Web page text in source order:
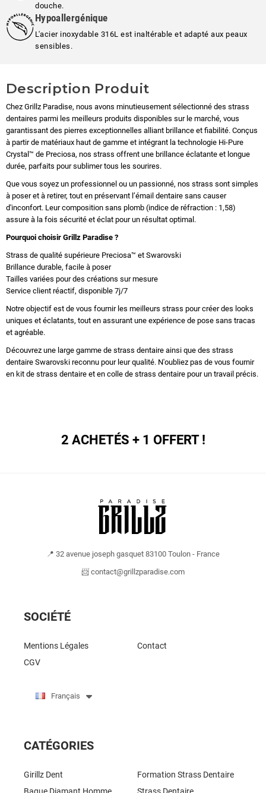
douche.
Hypoallergénique
L'acier inoxydable 316L est inaltérable et adapté aux peaux
sensibles.
Description Produit
Chez Grillz Paradise, nous avons minutieusement sélectionné des strass
dentaires parmi les meilleurs produits disponibles sur le marché, vous
garantissant des pierres exceptionnelles alliant brillance et fiabilité. Conçus
à partir de matériaux haut de gamme et intégrant la technologie Hi-Pure
Crystal™ de Preciosa, nos strass offrent une brillance éclatante et longue
durée, parfaits pour sublimer tous les sourires.
Que vous soyez un professionnel ou un passionné, nos strass sont simples
à poser et à retirer, tout en préservant l’émail dentaire sans causer
d'inconfort. Leur composition sans plomb (indice de réfraction : 1,58)
assure à la fois sécurité et éclat pour un résultat optimal.
Pourquoi choisir Grillz Paradise ?
Strass de qualité supérieure Preciosa™ et Swarovski
Brillance durable, facile à poser
Tailles variées pour des créations sur mesure
Service client réactif, disponible 7j/7
Notre objectif est de vous fournir les meilleurs strass pour créer des looks
uniques et éclatants, tout en assurant une expérience de pose sans tracas
et agréable.
Découvrez une large gamme de strass dentaire ainsi que des strass
dentaire Swarovski reconnu pour leur qualité. N'oubliez pas de vous fournir
en kit de strass dentaire et en colle de strass dentaire pour un travail précis.
2 ACHETÉS + 1 OFFERT !
📍 32 avenue joseph gasquet 83100 Toulon - France
📨 contact@grillzparadise.com
SOCIÉTÉ
Mentions Légales
CGV
Contact
Français
CATÉGORIES
Girillz Dent
Bague Diamant Homme
Formation Strass Dentaire
Strass Dentaire